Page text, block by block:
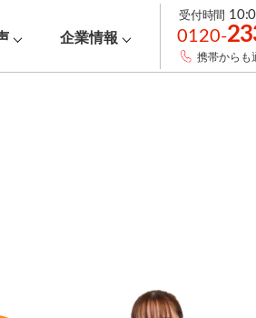
企業情報
受付時間
0120-
携帯からも